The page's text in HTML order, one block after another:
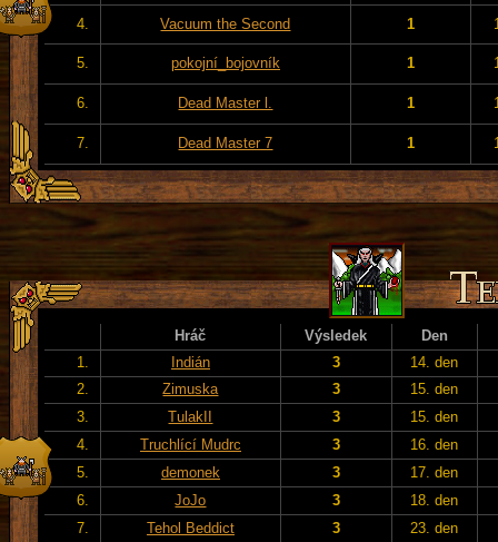
4. Vacuum the Second 1
5. pokojní_bojovník 1
6. Dead Master l. 1
7. Dead Master 7 1
Hráč Výsledek
Den
1.
Indián 3
14. den
2.
Zimuska 3
15. den
3.
TulakII 3
15. den
4.
Truchlící Mudrc 3
16. den
5.
demonek 3
17. den
6.
JoJo 3
18. den
7.
Tehol Beddict 3
23. den